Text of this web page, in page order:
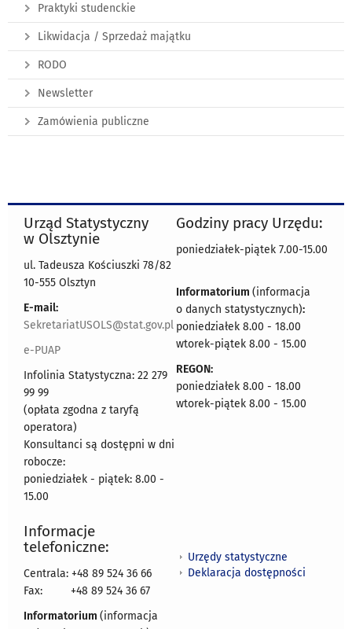
Praktyki studenckie
Likwidacja / Sprzedaż majątku
RODO
Newsletter
Zamówienia publiczne
Urząd Statystyczny
w Olsztynie
ul. Tadeusza Kościuszki 78/82
10-555 Olsztyn
E-mail:
SekretariatUSOLS@stat.gov.pl
e-PUAP
Infolinia Statystyczna: 22 279
99 99
(opłata zgodna z taryfą
operatora)
Konsultanci są dostępni w dni
robocze:
poniedziałek - piątek: 8.00 -
15.00
Godziny pracy Urzędu:
poniedziałek-piątek 7.00-15.00
Informatorium (informacja
o danych statystycznych):
poniedziałek 8.00 - 18.00
wtorek-piątek 8.00 - 15.00
REGON:
poniedziałek 8.00 - 18.00
wtorek-piątek 8.00 - 15.00
Informacje
telefoniczne:
Centrala: +48 89 524 36 66
Fax:
+48 89 524 36 67
Informatorium (informacja
Urzędy statystyczne
Deklaracja dostępności